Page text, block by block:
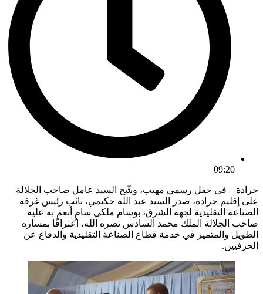
09:20
جرادة – في حفل رسمي مهيب، وشّح السيد عامل صاحب الجلالة
على إقليم جرادة، صدر السيد عبد الله حكيمي، نائب رئيس غرفة
الصناعة التقليدية لجهة الشرق، بوسام ملكي سامٍ أنعم به عليه
صاحب الجلالة الملك محمد السادس نصره الله، اعترافًا بمساره
الطويل والمتميز في خدمة قطاع الصناعة التقليدية والدفاع عن
الحرفيين.